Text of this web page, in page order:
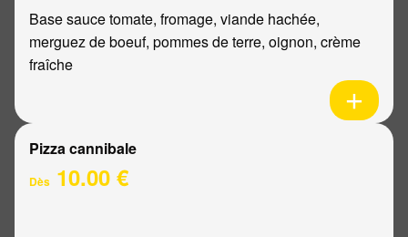
Base sauce tomate, fromage, viande hachée,
merguez de boeuf, pommes de terre, oignon, crème
fraîche
Pizza cannibale
Dès 10.00 €